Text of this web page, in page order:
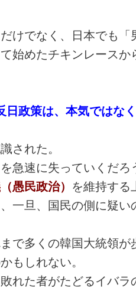
けでなく、日本でも「
始めたチキンレース
日政策は、本気ではな
された。
急速に失っていくだろ
愚民政治） を維持する
一旦、国民の側に疑
で多くの韓国大統領
もしれない。
れた者がたどるイバラ